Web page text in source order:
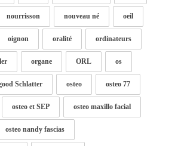
nourrisson nouveau né oeil
oignon oralité ordinateurs
organe ORL os
Schlatter osteo osteo 77
osteo et SEP osteo maxillo facial
osteo nandy fascias